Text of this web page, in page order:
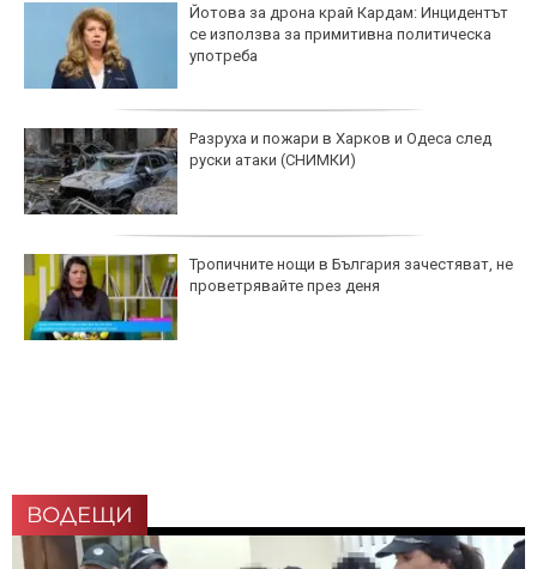
Йотова за дрона край Кардам: Инцидентът
се използва за примитивна политическа
употреба
Разруха и пожари в Харков и Одеса след
руски атаки (СНИМКИ)
Тропичните нощи в България зачестяват, не
проветрявайте през деня
ВОДЕЩИ